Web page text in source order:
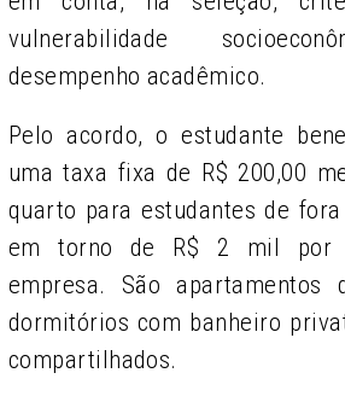
vulnerabilidade
desempenho acadêmico.
Pelo acordo, o estudante
uma taxa fixa de R$ 200,00
quarto para estudantes de
em torno de R$ 2 mil por
empresa. São
dormitórios com banheiro
compartilhados.